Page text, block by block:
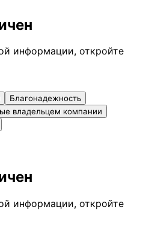
информации, откройте
Благонадежность
владельцем компании
информации, откройте